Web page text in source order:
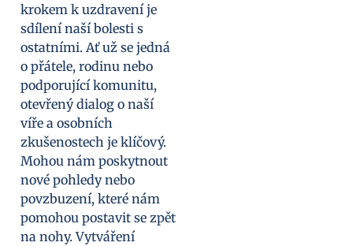
krokem k uzdravení je
sdílení naší bolesti s
ostatními. Ať už se jedná
o přátele, rodinu nebo
podporující komunitu,
otevřený dialog o naší
víře a osobních
zkušenostech je klíčový.
Mohou nám poskytnout
nové pohledy nebo
povzbuzení, které nám
pomohou postavit se zpět
na nohy. Vytváření